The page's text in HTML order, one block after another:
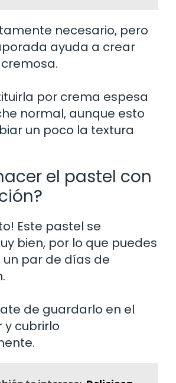
necesario, pero
ayuda a crear
por crema espesa
normal, aunque esto
un poco la textura
el pastel con
Este pastel se
bien, por lo que puedes
par de días de
de guardarlo en el
y cubrirlo